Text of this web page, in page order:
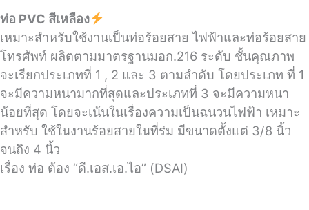
ท่อ PVC สีเหลือง
เหมาะสำหรับใช้งานเป็นท่อร้อยสาย ไฟฟ้าและท่อร้อยสาย
โทรศัพท์ ผลิตตามมาตรฐานมอก.216 ระดับ ชั้นคุณภาพ
จะเรียกประเภทที่ 1 , 2 และ 3 ตามลำดับ โดยประเภท ที่ 1
จะมีความหนามากที่สุดและประเภทที่ 3 จะมีความหนา
น้อยที่สุด โดยจะเน้นในเรื่องความเป็นฉนวนไฟฟ้า เหมาะ
สำหรับ ใช้ในงานร้อยสายในที่ร่ม มีขนาดตั้งแต่ 3/8 นิ้ว
จนถึง 4 นิ้ว
เรื่อง ท่อ ต้อง “ดี.เอส.เอ.ไอ” (DSAI)